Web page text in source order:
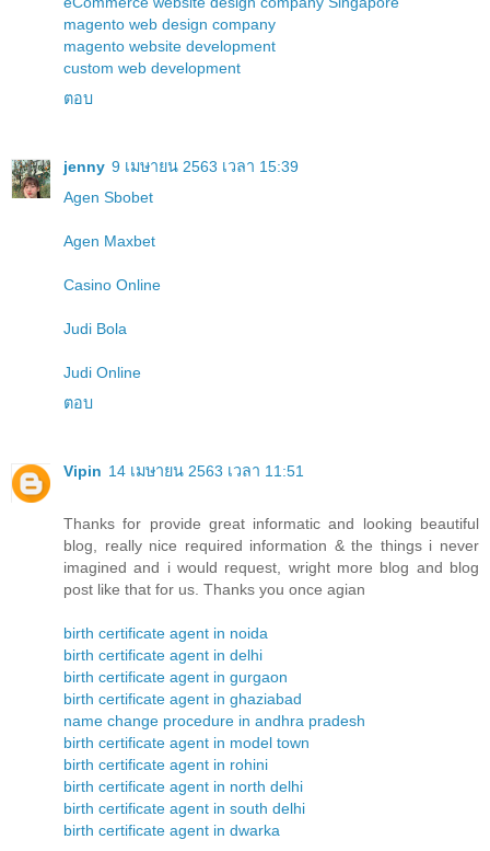
magento web design company
magento website development
custom web development
ตอบ
jenny 9 เมษายน 2563 เวลา 15:39
Agen Sbobet
Agen Maxbet
Casino Online
Judi Bola
Judi Online
ตอบ
Vipin 14 เมษายน 2563 เวลา 11:51
Thanks for provide great informatic and looking beautiful
blog, really nice required information & the things i never
imagined and i would request, wright more blog and blog
post like that for us. Thanks you once agian
birth certificate agent in noida
birth certificate agent in delhi
birth certificate agent in gurgaon
birth certificate agent in ghaziabad
name change procedure in andhra pradesh
birth certificate agent in model town
birth certificate agent in rohini
birth certificate agent in north delhi
birth certificate agent in south delhi
birth certificate agent in dwarka